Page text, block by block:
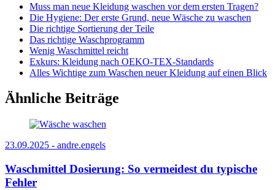
Muss man neue Kleidung waschen vor dem ersten Tragen?
Die Hygiene: Der erste Grund, neue Wäsche zu waschen
Die richtige Sortierung der Teile
Das richtige Waschprogramm
Wenig Waschmittel reicht
Exkurs: Kleidung nach OEKO-TEX-Standards
Alles Wichtige zum Waschen neuer Kleidung auf einen Blick
Ähnliche Beiträge
23.09.2025 - andre.engels
Waschmittel Dosierung: So vermeidest du typische
Fehler